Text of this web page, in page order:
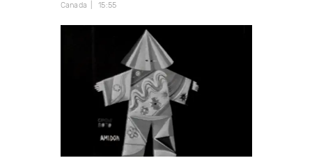
Canada
15:55